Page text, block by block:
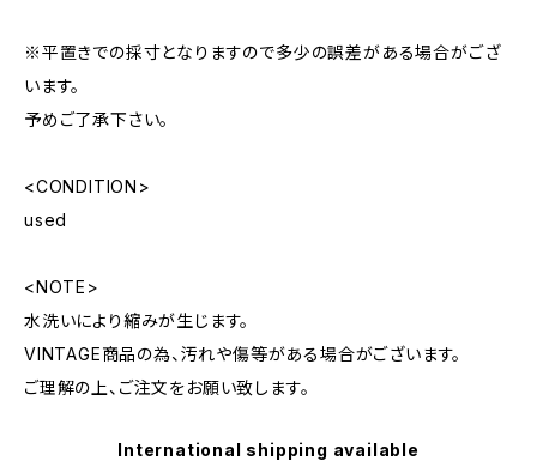
※平置きでの採寸となりますので多少の誤差がある場合がござ
います。
予めご了承下さい。
<CONDITION>
used
<NOTE>
水洗いにより縮みが生じます。
VINTAGE商品の為、汚れや傷等がある場合がございます。
ご理解の上、ご注文をお願い致します。
International shipping available